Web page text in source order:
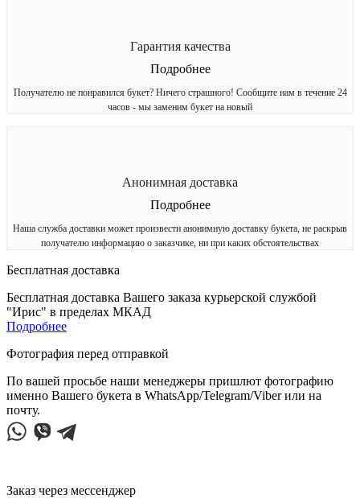
Гарантия качества
Подробнее
Получателю не понравился букет? Ничего страшного! Сообщите нам в течение 24
часов - мы заменим букет на новый
Анонимная доставка
Подробнее
Наша служба доставки может произвести анонимную доставку букета, не раскрыв
получателю информацию о заказчике, ни при каких обстоятельствах
Бесплатная доставка
Бесплатная доставка Вашего заказа курьерской службой
"Ирис" в пределах МКАД
Подробнее
Фотография перед отправкой
По вашей просьбе наши менеджеры пришлют фотографию
именно Вашего букета в WhatsApp/Telegram/Viber или на
почту.
Заказ через мессенджер